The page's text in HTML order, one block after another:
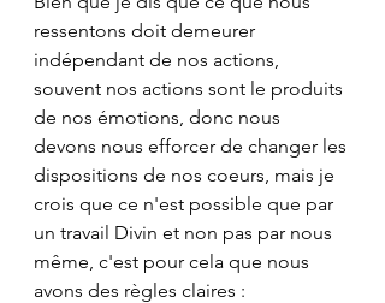
ressentons doit demeurer
indépendant de nos actions,
souvent nos actions sont le produits
de nos émotions, donc nous
devons nous efforcer de changer les
dispositions de nos coeurs, mais je
crois que ce n'est possible que par
un travail Divin et non pas par nous
même, c'est pour cela que nous
avons des règles claires :